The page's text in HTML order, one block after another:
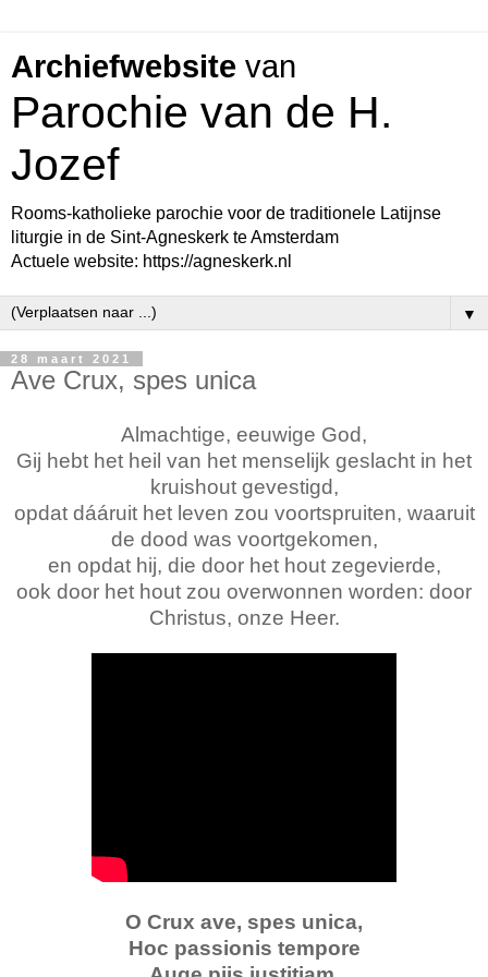
Archiefwebsite van
Parochie van de H.
Jozef
Rooms-katholieke parochie voor de traditionele Latijnse
liturgie in de Sint-Agneskerk te Amsterdam
Actuele website: https://agneskerk.nl
▼
28 maart 2021
Ave Crux, spes unica
Almachtige, eeuwige God,
Gij hebt het heil van het menselijk geslacht in het
kruishout gevestigd,
opdat dááruit het leven zou voortspruiten, waaruit
de dood was voortgekomen,
en opdat hij, die door het hout zegevierde,
ook door het hout zou overwonnen worden: door
Christus, onze Heer.
O Crux ave, spes unica,
Hoc passionis tempore